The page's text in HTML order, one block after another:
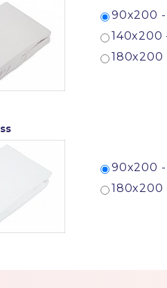
90x200 -
140x200
180x200
90x200 -
180x200